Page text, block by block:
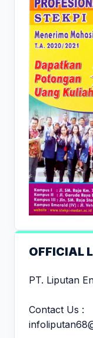
OFFICIAL
PT. Liputan
Contact Us :